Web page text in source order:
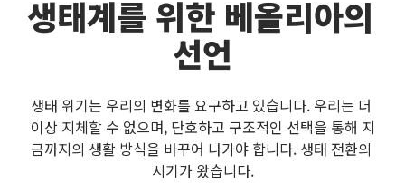
생태계를 위한 베올리아의
선언
생태 위기는 우리의 변화를 요구하고 있습니다. 우리는 더
이상 지체할 수 없으며, 단호하고 구조적인 선택을 통해 지
금까지의 생활 방식을 바꾸어 나가야 합니다. 생태 전환의
시기가 왔습니다.